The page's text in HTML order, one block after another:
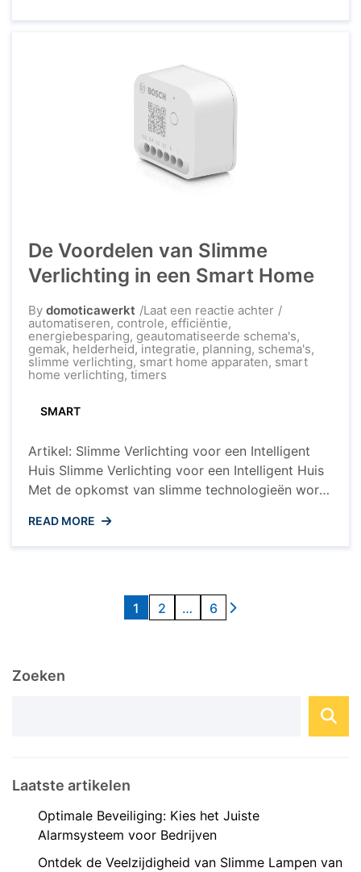
energiebesparing en gemak. Met IKEA slimme
De Voordelen van Slimme
Verlichting in een Smart Home
By domoticawerkt Laat een reactie achterop
Voordelen
van
Slimme
automatiseren, controle, efficiëntie,
energiebesparing, geautomatiseerde schema's,
gemak, helderheid, integratie, planning, schema's,
slimme verlichting, smart home apparaten, smart
home verlichting, timers
SMART
Artikel: Slimme Verlichting voor een Intelligent
Huis Slimme Verlichting voor een Intelligent Huis
Met de opkomst van slimme technologieën wordt
transformeren tot een intelligent en
geautomatiseerd thuis. Een van de meest
Verlichting? Slimme verlichting maakt ...
READ MORE
1 2 … 6
Zoeken
Laatste artikelen
Optimale Beveiliging: Kies het Juiste
Alarmsysteem voor Bedrijven
Ontdek de Veelzijdigheid van Slimme Lampen van